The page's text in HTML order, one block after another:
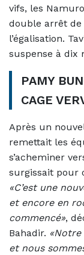
vifs, les
double arrêt de
l’égalisation.
suspense à dix
PAMY
CAGE
Après un
remettait les
s’acheminer
surgissait pour
«C’est une
et encore en
commencé»,
Bahadir.
et nous